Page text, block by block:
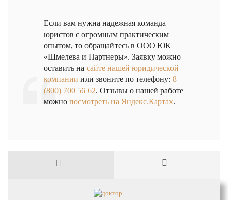
Если вам нужна надежная команда
юристов с огромным практическим
опытом, то обращайтесь в ООО ЮК
«Шмелева и Партнеры». Заявку можно
оставить на сайте нашей юридической
компании или звоните по телефону: 8
(800) 700 56 62. Отзывы о нашей работе
можно посмотреть на Яндекс.Картах.